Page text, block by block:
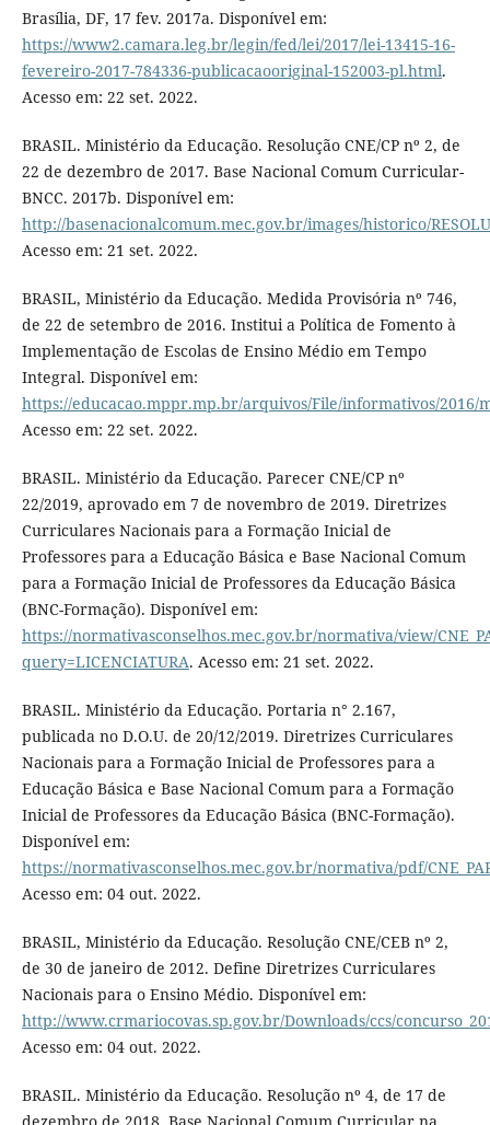
Brasília, DF, 17 fev. 2017a. Disponível em:
https://www2.camara.leg.br/legin/fed/lei/2017/lei-13415-16-
fevereiro-2017-784336-publicacaooriginal-152003-pl.html.
Acesso em: 22 set. 2022.
BRASIL. Ministério da Educação. Resolução CNE/CP nº 2, de
22 de dezembro de 2017. Base Nacional Comum Curricular-
BNCC. 2017b. Disponível em:
http://basenacionalcomum.mec.gov.br/images/historico/
Acesso em: 21 set. 2022.
BRASIL, Ministério da Educação. Medida Provisória nº 746,
de 22 de setembro de 2016. Institui a Política de Fomento à
Implementação de Escolas de Ensino Médio em Tempo
Integral. Disponível em:
https://educacao.mppr.mp.br/arquivos/File/informativos/2016/
Acesso em: 22 set. 2022.
BRASIL. Ministério da Educação. Parecer CNE/CP nº
22/2019, aprovado em 7 de novembro de 2019. Diretrizes
Curriculares Nacionais para a Formação Inicial de
Professores para a Educação Básica e Base Nacional Comum
para a Formação Inicial de Professores da Educação Básica
(BNC-Formação). Disponível em:
https://normativasconselhos.mec.gov.br/normativa/view/
query=LICENCIATURA. Acesso em: 21 set. 2022.
BRASIL. Ministério da Educação. Portaria n° 2.167,
publicada no D.O.U. de 20/12/2019. Diretrizes Curriculares
Nacionais para a Formação Inicial de Professores para a
Educação Básica e Base Nacional Comum para a Formação
Inicial de Professores da Educação Básica (BNC-Formação).
Disponível em:
https://normativasconselhos.mec.gov.br/normativa/pdf/
Acesso em: 04 out. 2022.
BRASIL, Ministério da Educação. Resolução CNE/CEB nº 2,
de 30 de janeiro de 2012. Define Diretrizes Curriculares
Nacionais para o Ensino Médio. Disponível em:
http://www.crmariocovas.sp.gov.br/Downloads/ccs/
Acesso em: 04 out. 2022.
BRASIL. Ministério da Educação. Resolução nº 4, de 17 de